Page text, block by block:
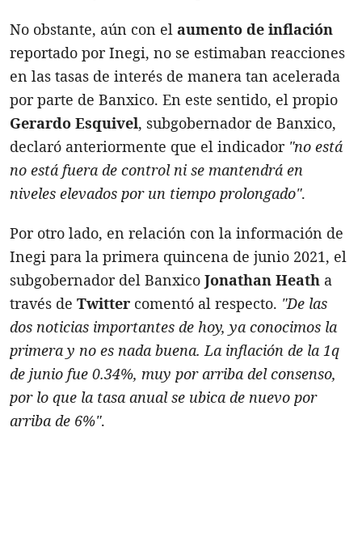
No obstante, aún con el aumento de inflación
reportado por Inegi, no se estimaban reacciones
en las tasas de interés de manera tan acelerada
por parte de Banxico. En este sentido, el propio
Gerardo Esquivel, subgobernador de Banxico,
declaró anteriormente que el indicador "no está
no está fuera de control ni se mantendrá en
niveles elevados por un tiempo prolongado".
Por otro lado, en relación con la información de
Inegi para la primera quincena de junio 2021, el
subgobernador del Banxico Jonathan Heath a
través de Twitter comentó al respecto. "De las
dos noticias importantes de hoy, ya conocimos la
primera y no es nada buena. La inflación de la 1q
de junio fue 0.34%, muy por arriba del consenso,
por lo que la tasa anual se ubica de nuevo por
arriba de 6%".